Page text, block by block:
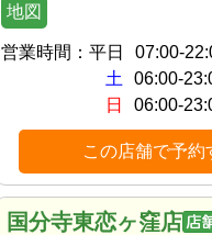
地図
営業時間： 平日
07:00-
土
06:00-
日
06:00-
この店舗で予約
国分寺東恋ヶ窪店